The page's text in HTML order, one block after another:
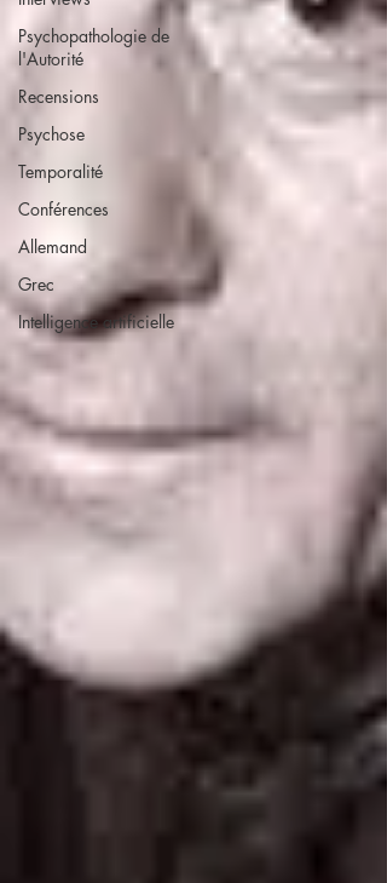
Psychopathologie de
l'Autorité
Recensions
Psychose
Temporalité
Conférences
Allemand
Grec
Intelligence artificielle